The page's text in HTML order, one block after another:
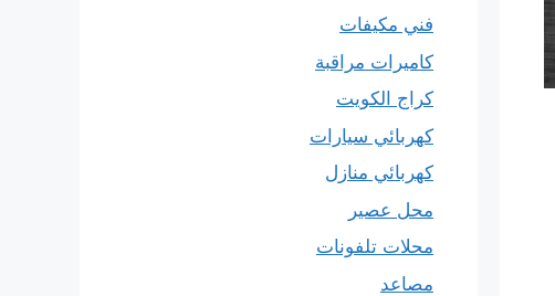
فني مكيفات
كاميرات مراقبة
كراج الكويت
كهربائي سيارات
كهربائي منازل
محل عصير
محلات تلفونات
مصاعد